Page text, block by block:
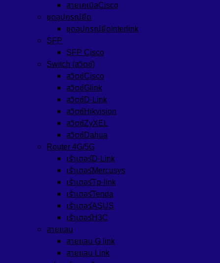
สายเคเบิลCisco
ชุดอุปกรณ์ยึด
ชุดอุปกรณ์ยึดInterlink
SFP
SFP Cisco
Switch (สวิตช์)
สวิตช์Cisco
สวิตช์Glink
สวิตซ์D-Link
สวิตซ์Hikvision
สวิตซ์ZyXEL
สวิตซ์Dahua
Router 4G/5G
เร้าเตอร์D-Link
เร้าเตอร์Mercusys
เร้าเตอร์Tp-link
เร้าเตอร์Tenda
เร้าเตอร์ASUS
เร้าเตอร์H3C
สายแลน
สายแลน G link
สายแลน Link